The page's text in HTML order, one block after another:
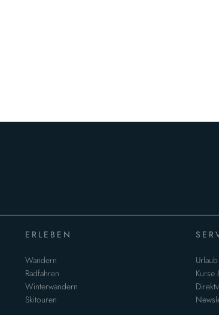
ERLEBEN
Wandern
Radfahren
Winterwandern
Skitouren
Kurse